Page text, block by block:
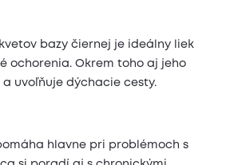
bazy čiernej je ideálny liek
ochorenia. Okrem toho aj jeho
uvoľňuje dýchacie cesty.
hlavne pri problémoch s